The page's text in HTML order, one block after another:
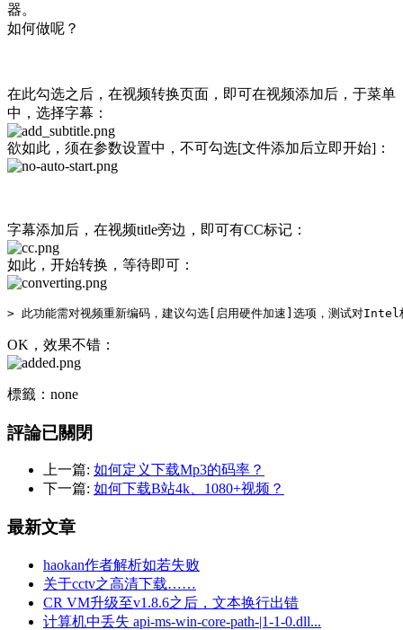
器。
如何做呢？
在此勾选之后，在视频转换页面，即可在视频添加后，于菜单
中，选择字幕：
欲如此，须在参数设置中，不可勾选[文件添加后立即开始]：
字幕添加后，在视频title旁边，即可有CC标记：
如此，开始转换，等待即可：
OK，效果不错：
標籤：none
評論已關閉
上一篇: 如何定义下载Mp3的码率？
下一篇: 如何下载B站4k、1080+视频？
最新文章
haokan作者解析如若失败
关于cctv之高清下载……
CR VM升级至v1.8.6之后，文本换行出错
计算机中丢失 api-ms-win-core-path-|1-1-0.dll...